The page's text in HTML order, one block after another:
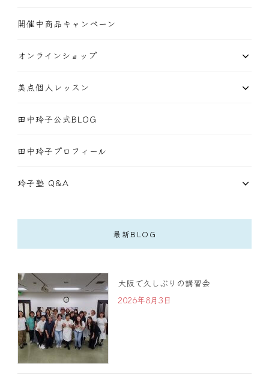
開催中商品キャンペーン
オンラインショップ
美点個人レッスン
田中玲子公式BLOG
田中玲子プロフィール
玲子塾 Q&A
最新BLOG
大阪で久しぶりの講習会
2026年8月3日